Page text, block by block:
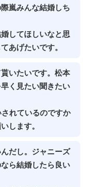
嵐みんな結婚しち
してほしいなと思
あげたいです。
いたいです。松本
く見たい聞きたい
れているのですか
します。
だし。ジャニーズ
ら結婚したら良い